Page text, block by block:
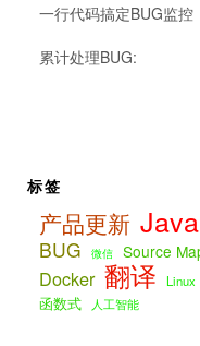
一行代码搞定BUG监控
累计处理BUG:
标签
产品更新
BUG
微信 Source
Docker 翻译 Linux
函数式 人工智能